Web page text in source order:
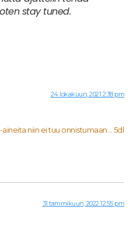
stay tuned.
24 lokakuun, 2021 2:38 pm
niin ei tuu onnistumaan… 5dl
31 tammikuun, 2022 12:55 pm